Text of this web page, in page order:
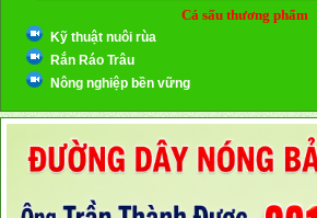
Cá sấu thương phẩm
Kỹ thuật nuôi rùa
Rắn Ráo Trâu
Nông nghiệp bền vững